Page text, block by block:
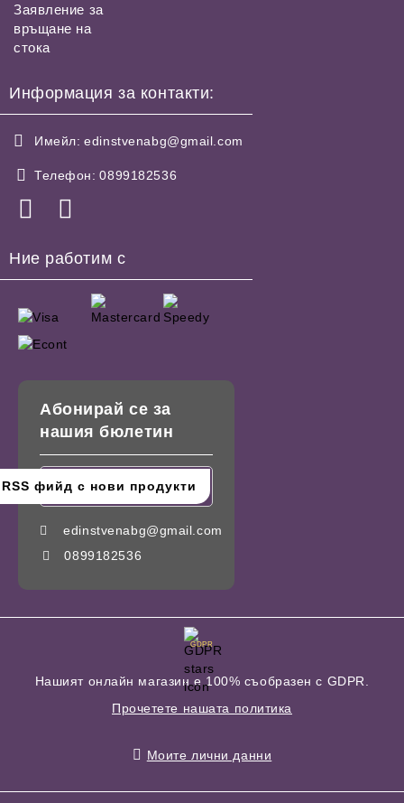
Заявление за
връщане на
стока
Информация за контакти:
Имейл: edinstvenabg@gmail.com
Телефон: 0899182536
Ние работим с
Абонирай се за
нашия бюлетин
edinstvenabg@gmail.com
0899182536
GDPR
Нашият онлайн магазин е 100% съобразен с GDPR.
Прочетете нашата политика
Моите лични данни